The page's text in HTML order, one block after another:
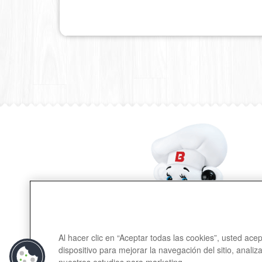
Contactanos
Al hacer clic en “Aceptar todas las cookies”, usted
dispositivo para mejorar la navegación del sitio,